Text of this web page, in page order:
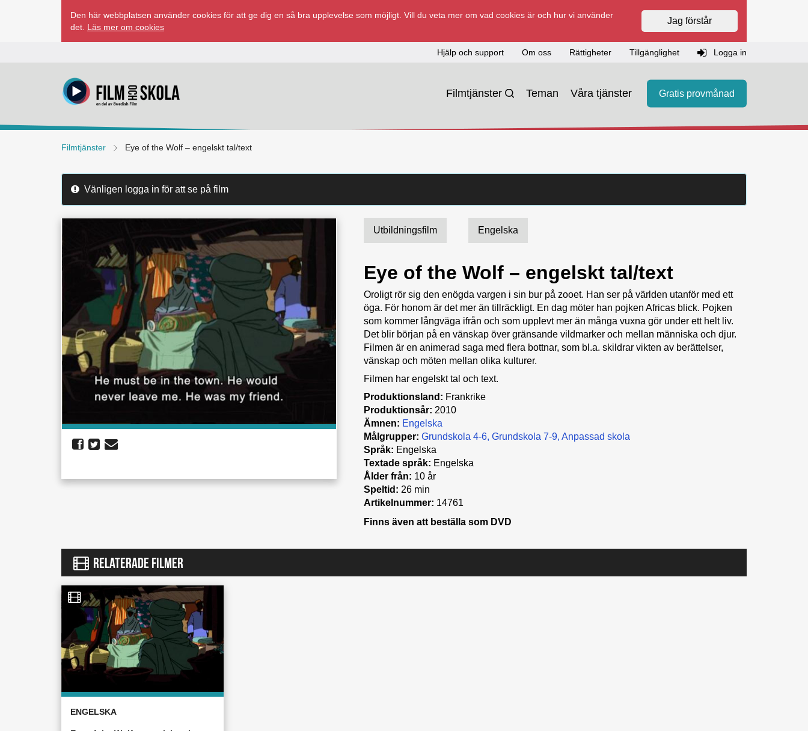
Den här webbplatsen använder cookies för att ge dig en så bra upplevelse som möjligt. Vill du veta mer om vad cookies är och hur vi använder
det. Läs mer om cookies
Jag förstår
Hjälp och support Om oss Rättigheter Tillgänglighet Logga in
Filmtjänster Teman Våra tjänster Gratis provmånad
Filmtjänster Eye of the Wolf – engelskt tal/text
Vänligen logga in för att se på film
Utbildningsfilm Engelska
Eye of the Wolf – engelskt tal/text
Oroligt rör sig den enögda vargen i sin bur på zooet. Han ser på världen utanför med ett
öga. För honom är det mer än tillräckligt. En dag möter han pojken Africas blick. Pojken
som kommer långväga ifrån och som upplevt mer än många vuxna gör under ett helt liv.
Det blir början på en vänskap över gränsande vildmarker och mellan människa och djur.
Filmen är en animerad saga med flera bottnar, som bl.a. skildrar vikten av berättelser,
vänskap och möten mellan olika kulturer.
Filmen har engelskt tal och text.
Produktionsland: Frankrike
Produktionsår: 2010
Ämnen: Engelska
Målgrupper: Grundskola 4-6 Grundskola 7-9 Anpassad skola
Språk: Engelska
Textade språk: Engelska
Ålder från: 10 år
Speltid: 26 min
Artikelnummer: 14761
Finns även att beställa som DVD
RELATERADE FILMER
ENGELSKA